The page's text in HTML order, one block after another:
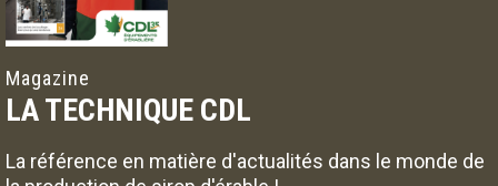
Magazine
LA TECHNIQUE CDL
La référence en matière d'actualités dans le monde de